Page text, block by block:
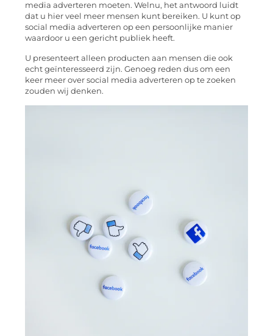
media adverteren moeten. Welnu, het antwoord luidt
dat u hier veel meer mensen kunt bereiken. U kunt op
social media adverteren op een persoonlijke manier
waardoor u een gericht publiek heeft.
U presenteert alleen producten aan mensen die ook
echt geïnteresseerd zijn. Genoeg reden dus om een
keer meer over social media adverteren op te zoeken
zouden wij denken.